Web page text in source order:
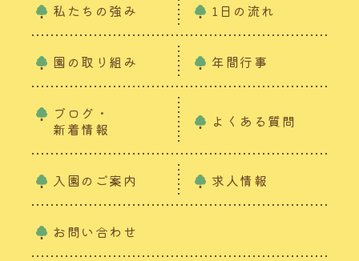
私たちの強み 1日の流れ
園の取り組み 年間行事
ブログ・
新着情報
よくある質問
入園のご案内 求人情報
お問い合わせ